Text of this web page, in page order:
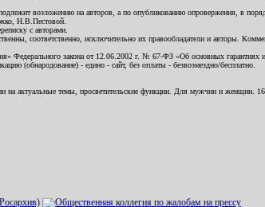
возложению на авторов, а по опубликованию опровержения, в
Н.В.Пестовой.
с авторами.
соответственно, исключительно их правообладатели и авторы.
Федерального закона от 12.06.2002 г. № 67-ФЗ «Об основных гарантиях
(обнародование) - едино - сайт, без оплаты - безвозмездно/бесплатно.
на актуальные темы, просветительские функции. Для мужчин и женщин.